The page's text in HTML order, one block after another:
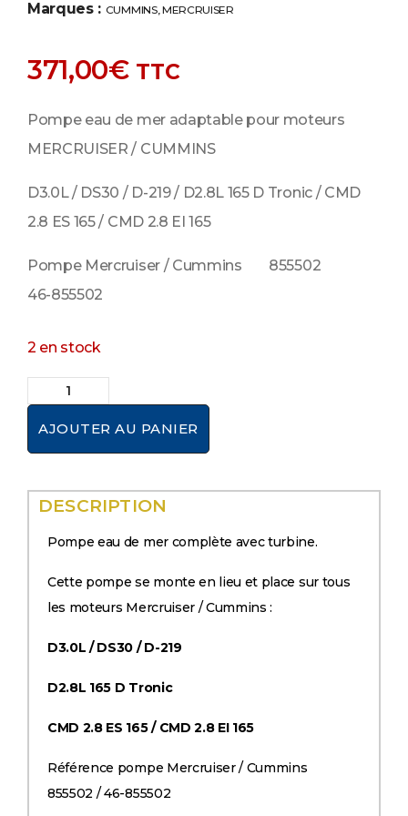
Marques : CUMMINS, MERCRUISER
371,00€ TTC
Pompe eau de mer adaptable pour moteurs
MERCRUISER / CUMMINS
D3.0L / DS30 / D-219 / D2.8L 165 D Tronic / CMD
2.8 ES 165 / CMD 2.8 EI 165
Pompe Mercruiser / Cummins 855502
46-855502
2 en stock
AJOUTER AU PANIER
DESCRIPTION
Pompe eau de mer complète avec turbine.
Cette pompe se monte en lieu et place sur tous
les moteurs Mercruiser / Cummins :
D3.0L / DS30 / D-219
D2.8L 165 D Tronic
CMD 2.8 ES 165 / CMD 2.8 EI 165
Référence pompe Mercruiser / Cummins
855502 / 46-855502